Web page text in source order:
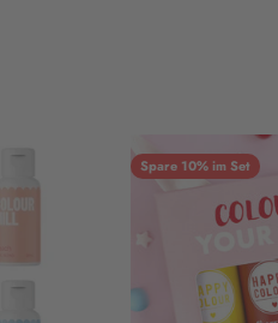
Spare 10% im Set